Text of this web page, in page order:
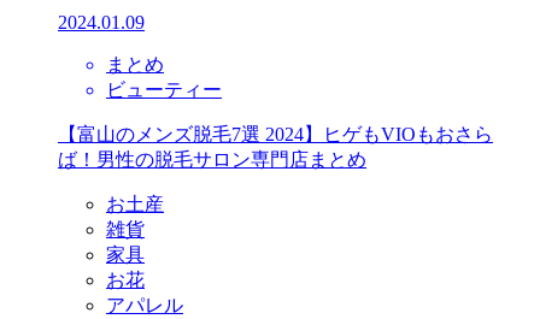
2024.01.09
まとめ
ビューティー
【富山のメンズ脱毛7選 2024】ヒゲもVIOもおさら
ば！男性の脱毛サロン専門店まとめ
お土産
雑貨
家具
お花
アパレル